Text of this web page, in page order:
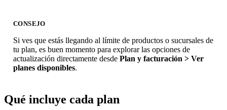
CONSEJO
Si ves que estás llegando al límite de productos o sucursales de
tu plan, es buen momento para explorar las opciones de
actualización directamente desde Plan y facturación > Ver
planes disponibles.
Qué incluye cada plan